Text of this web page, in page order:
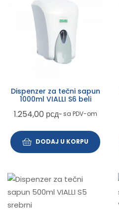
Dispenzer za tečni sapun
1000ml VIALLI S6 beli
1.254,00 рсд~ sa PDV-om
DODAJ U KORPU